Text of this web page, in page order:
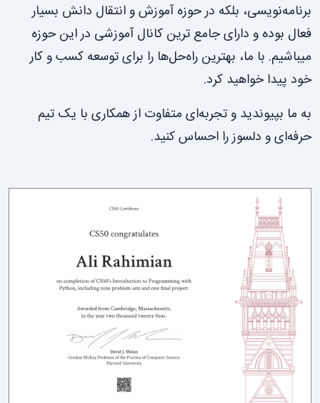
برنامه‌نویسی، بلکه در حوزه آموزش و انتقال دانش بسیار
فعال بوده و دارای جامع ترین کانال آموزشی در این حوزه
میباشیم. با ما، بهترین راه‌حل‌ها را برای توسعه کسب و کار
خود پیدا خواهید کرد.
به ما بپیوندید و تجربه‌ای متفاوت از همکاری با یک تیم
حرفه‌ای و دلسوز را احساس کنید.